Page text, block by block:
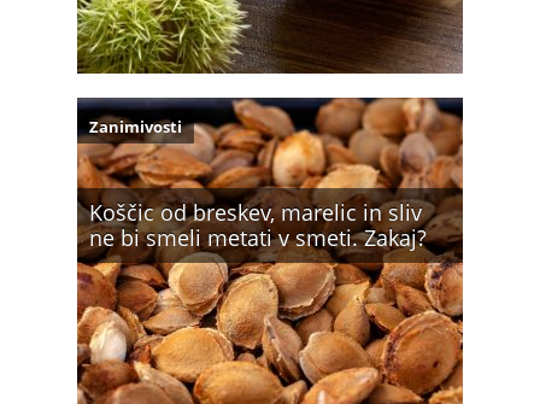
Koščic od breskev, marelic in sliv
ne bi smeli metati v smeti. Zakaj?
Zanimivosti